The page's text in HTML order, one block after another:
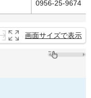
0956-25-9674
画面サイズで表示